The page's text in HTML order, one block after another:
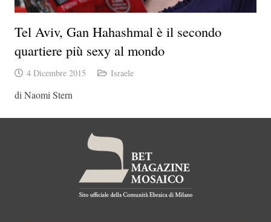
Tel Aviv, Gan Hahashmal è il secondo
quartiere più sexy al mondo
4 Dicembre 2015 Israele
di Naomi Stern